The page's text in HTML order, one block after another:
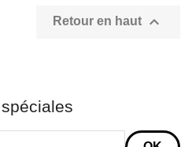
Retour en haut 